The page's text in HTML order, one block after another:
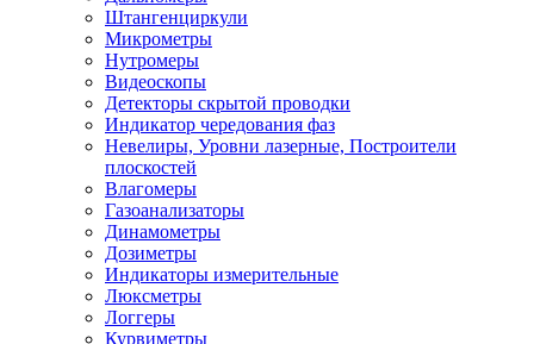
Штангенциркули
Микрометры
Нутромеры
Видеоскопы
Детекторы скрытой проводки
Индикатор чередования фаз
Невелиры, Уровни лазерные, Построители
плоскостей
Влагомеры
Газоанализаторы
Динамометры
Дозиметры
Индикаторы измерительные
Люксметры
Логгеры
Курвиметры